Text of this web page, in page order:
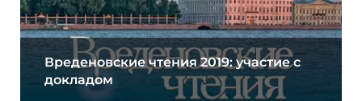
Вреденовские чтения 2019: участие с
докладом